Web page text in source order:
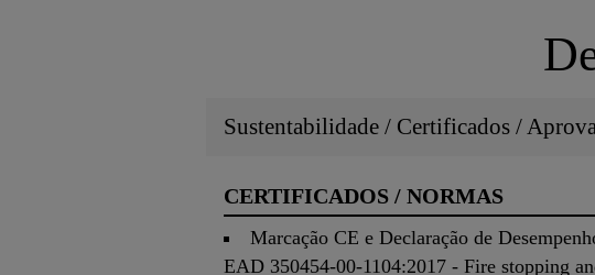
Sustentabilidade / Certificados /
CERTIFICADOS / NORMAS
Marcação CE e Declaração de
EAD 350454-00-1104:2017 - Fire stopping